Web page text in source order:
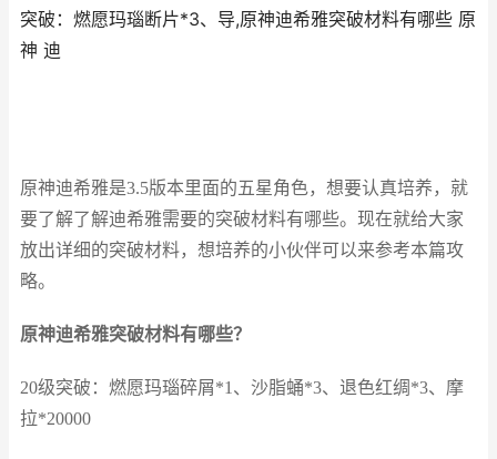
突破：燃愿玛瑙断片*3、导,原神迪希雅突破材料有哪些 原
神 迪
原神迪希雅是3.5版本里面的五星角色，想要认真培养，就
要了解了解迪希雅需要的突破材料有哪些。现在就给大家
放出详细的突破材料，想培养的小伙伴可以来参考本篇攻
略。
原神迪希雅突破材料有哪些？
20级突破：燃愿玛瑙碎屑*1、沙脂蛹*3、退色红绸*3、摩
拉*20000